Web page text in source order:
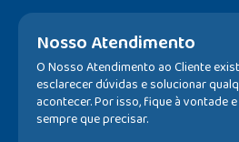
Nosso Atendimento
O Nosso Atendimento ao Cliente
esclarecer dúvidas e solucionar
acontecer. Por isso, fique à vontade
sempre que precisar.